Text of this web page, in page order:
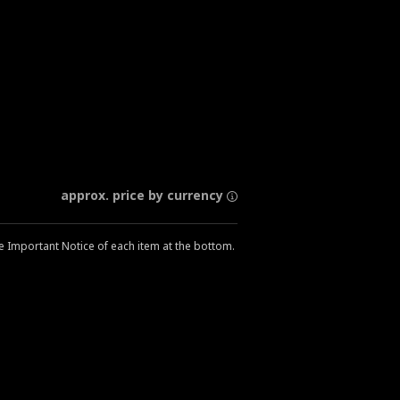
approx. price by currency
Important Notice of each item at the bottom.